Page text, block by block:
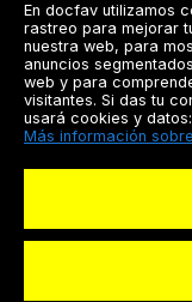
Docfav
En docfav utilizamos
rastreo para mejorar
nuestra web, para
anuncios
web y para
visitantes. Si das tu
usará cookies y datos:
Más información